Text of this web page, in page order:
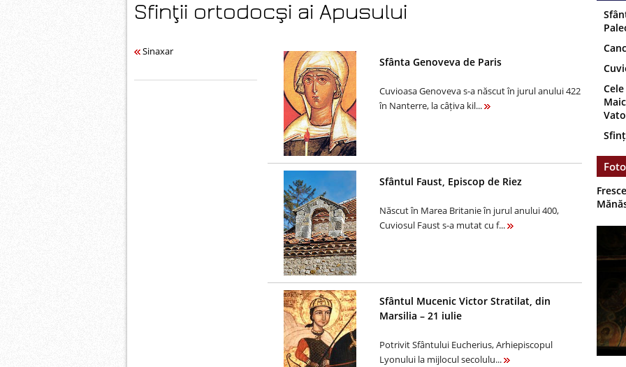
Sfinţii ortodocşi ai Apusului
Sinaxar
Sfânta Genoveva de Paris
Cuvioasa Genoveva s-a născut în jurul anului 422
în Nanterre, la câțiva kil...
Sfântul Faust, Episcop de Riez
Născut în Marea Britanie în jurul anului 400,
Cuviosul Faust s-a mutat cu f...
Sfântul Mucenic Victor Stratilat, din
Marsilia – 21 iulie
Potrivit Sfântului Eucherius, Arhiepiscopul
Lyonului la mijlocul secolulu...